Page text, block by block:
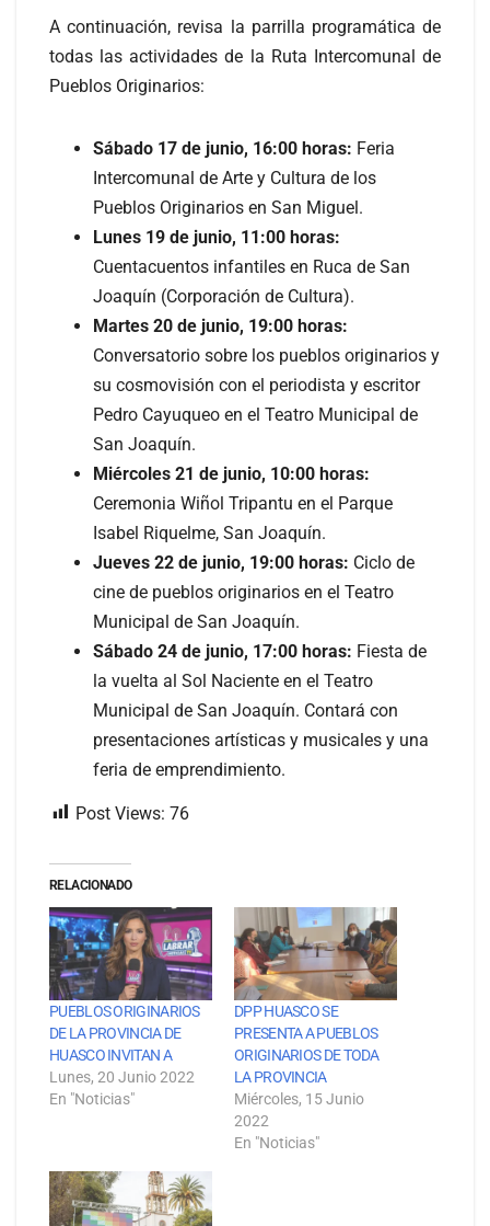
A continuación, revisa la parrilla programática de
todas las actividades de la Ruta Intercomunal de
Pueblos Originarios:
Sábado 17 de junio, 16:00 horas: Feria
Intercomunal de Arte y Cultura de los
Pueblos Originarios en San Miguel.
Lunes 19 de junio, 11:00 horas:
Cuentacuentos infantiles en Ruca de San
Joaquín (Corporación de Cultura).
Martes 20 de junio, 19:00 horas:
Conversatorio sobre los pueblos originarios y
su cosmovisión con el periodista y escritor
Pedro Cayuqueo en el Teatro Municipal de
San Joaquín.
Miércoles 21 de junio, 10:00 horas:
Ceremonia Wiñol Tripantu en el Parque
Isabel Riquelme, San Joaquín.
Jueves 22 de junio, 19:00 horas: Ciclo de
cine de pueblos originarios en el Teatro
Municipal de San Joaquín.
Sábado 24 de junio, 17:00 horas: Fiesta de
la vuelta al Sol Naciente en el Teatro
Municipal de San Joaquín. Contará con
presentaciones artísticas y musicales y una
feria de emprendimiento.
Post Views: 76
RELACIONADO
PUEBLOS ORIGINARIOS
DE LA PROVINCIA DE
HUASCO INVITAN A
Lunes, 20 Junio 2022
En "Noticias"
DPP HUASCO SE
PRESENTA A PUEBLOS
ORIGINARIOS DE TODA
LA PROVINCIA
Miércoles, 15 Junio
2022
En "Noticias"